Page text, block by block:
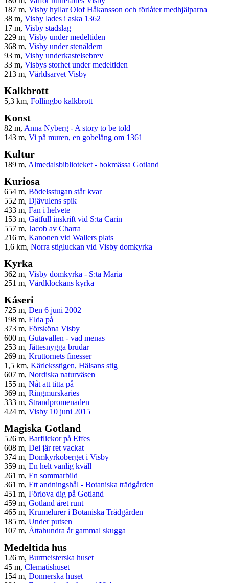
187 m, Visby hyllar Olof Håkansson och förlåter medhjälparna
38 m, Visby lades i aska 1362
17 m, Visby stadslag
229 m, Visby under medeltiden
368 m, Visby under stenåldern
93 m, Visby underkastelsebrev
33 m, Visbys storhet under medeltiden
213 m, Världsarvet Visby
Kalkbrott
5,3 km, Follingbo kalkbrott
Konst
82 m, Anna Nyberg - A story to be told
143 m, Vi på muren, en gobeläng om 1361
Kultur
189 m, Almedalsbiblioteket - bokmässa Gotland
Kuriosa
654 m, Bödelsstugan står kvar
552 m, Djävulens spik
433 m, Fan i helvete
153 m, Gåtfull inskrift vid S:ta Carin
557 m, Jacob av Charra
216 m, Kanonen vid Wallers plats
1,6 km, Norra stigluckan vid Visby domkyrka
Kyrka
362 m, Visby domkyrka - S:ta Maria
251 m, Vårdklockans kyrka
Kåseri
725 m, Den 6 juni 2002
198 m, Elda på
373 m, Försköna Visby
600 m, Gutavallen - vad menas
253 m, Jättesnygga brudar
269 m, Kruttornets finesser
1,5 km, Kärleksstigen, Hälsans stig
607 m, Nordiska naturväsen
155 m, Nåt att titta på
369 m, Ringmurskaries
333 m, Strandpromenaden
424 m, Visby 10 juni 2015
Magiska Gotland
526 m, Barflickor på Effes
608 m, Dei jär ret vackat
374 m, Domkyrkoberget i Visby
359 m, En helt vanlig kväll
261 m, En sommarbild
361 m, Ett andningshål - Botaniska trädgården
451 m, Förlova dig på Gotland
459 m, Gotland året runt
465 m, Krumelurer i Botaniska Trädgården
185 m, Under putsen
107 m, Åttahundra år gammal skugga
Medeltida hus
126 m, Burmeisterska huset
45 m, Clematishuset
154 m, Donnerska huset